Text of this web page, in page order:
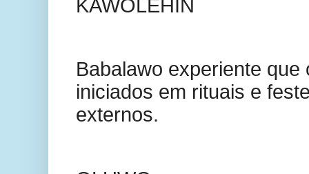
KAWOLEHIN
Babalawo experiente que
iniciados em rituais e
externos.